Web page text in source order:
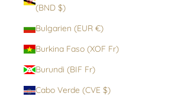
(BND $)
Bulgarien (EUR €)
Burkina Faso (XOF Fr)
Burundi (BIF Fr)
Cabo Verde (CVE $)